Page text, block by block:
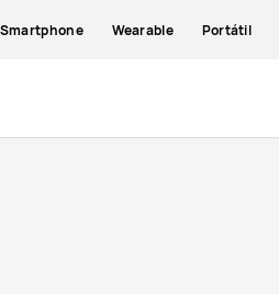
Smartphone Wearable Portátil